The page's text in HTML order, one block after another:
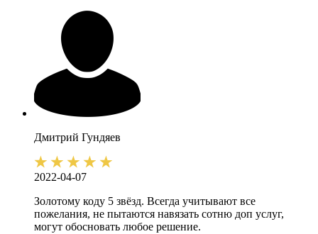
Дмитрий Гундяев
2022-04-07
Золотому коду 5 звёзд. Всегда учитывают все
пожелания, не пытаются навязать сотню доп услуг,
могут обосновать любое решение.